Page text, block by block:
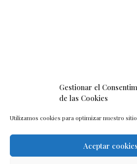
Gestionar el
de las Cookies
Utilizamos cookies para optimizar nuestro
Aceptar cookies